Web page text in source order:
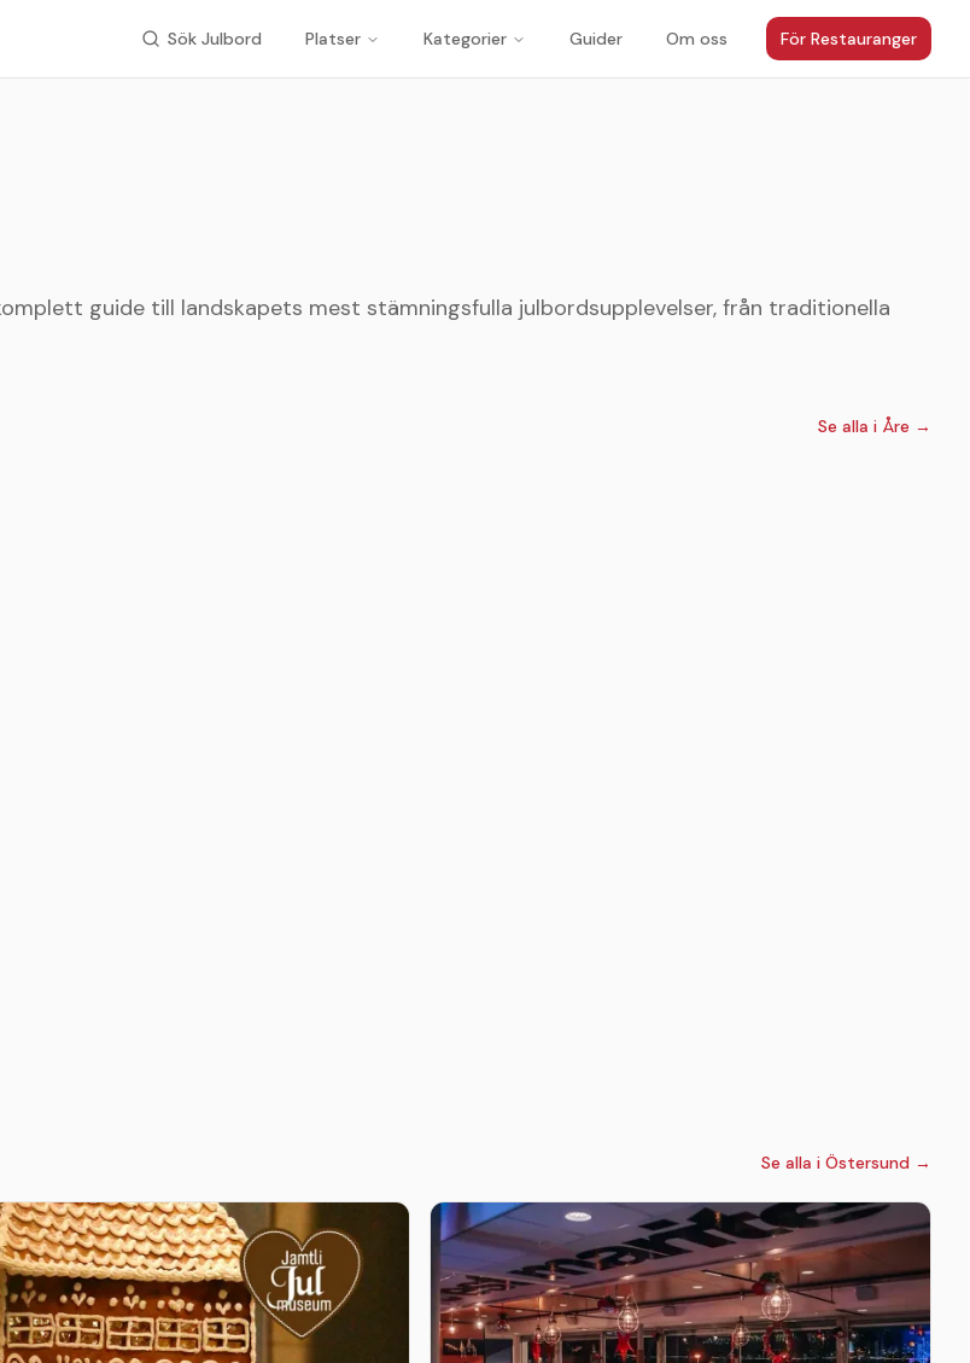
Sök Julbord Platser Kategorier Guider Om oss För Restauranger
guide till landskapets mest stämningsfulla julbordsupplevelser, från traditionella
Se alla i Åre →
Se alla i Östersund →